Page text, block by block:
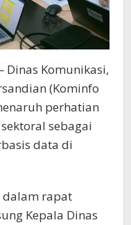
Dinas Komunikasi,
(Kominfo
perhatian
sebagai
data di
dalam rapat
Kepala Dinas